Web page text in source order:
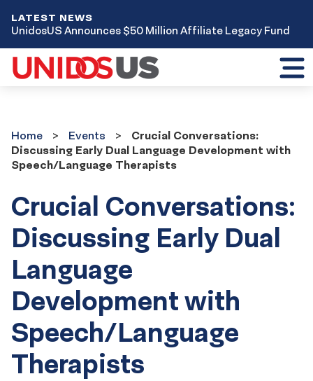
LATEST NEWS
UnidosUS Announces $50 Million Affiliate Legacy Fund
Home
Events
Crucial Conversations:
Discussing Early Dual Language Development with
Speech/Language Therapists
Crucial Conversations:
Discussing Early Dual
Language
Development with
Speech/Language
Therapists